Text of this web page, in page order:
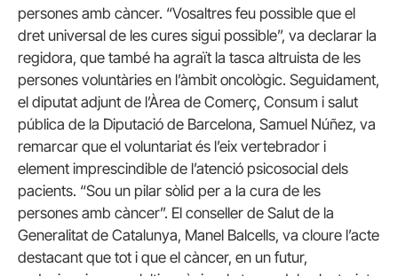
persones amb càncer. “Vosaltres feu possible que el
dret universal de les cures sigui possible”, va declarar la
regidora, que també ha agraït la tasca altruista de les
persones voluntàries en l’àmbit oncològic. Seguidament,
el diputat adjunt de l’Àrea de Comerç, Consum i salut
pública de la Diputació de Barcelona, Samuel Núñez, va
remarcar que el voluntariat és l’eix vertebrador i
element imprescindible de l’atenció psicosocial dels
pacients. “Sou un pilar sòlid per a la cura de les
persones amb càncer”. El conseller de Salut de la
Generalitat de Catalunya, Manel Balcells, va cloure l’acte
destacant que tot i que el càncer, en un futur,